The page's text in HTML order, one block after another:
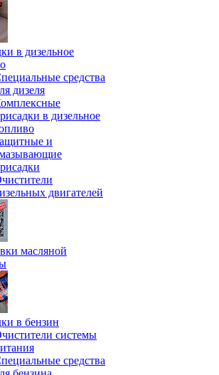
в дизельное
средства
дизеля
в дизельное
и
двигателей
масляной
в бензин
системы
срeдства